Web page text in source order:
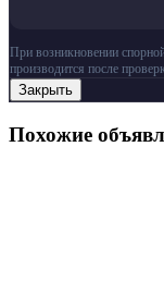
При возникновении
производится после
Закрыть
Похожие